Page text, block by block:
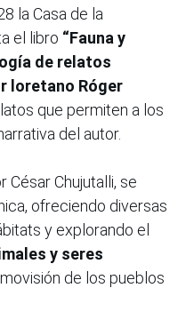
la Casa de la
el libro “Fauna y
de relatos
loretano Róger
que permiten a los
del autor.
César Chujutalli, se
ofreciendo diversas
y explorando el
y seres
de los pueblos